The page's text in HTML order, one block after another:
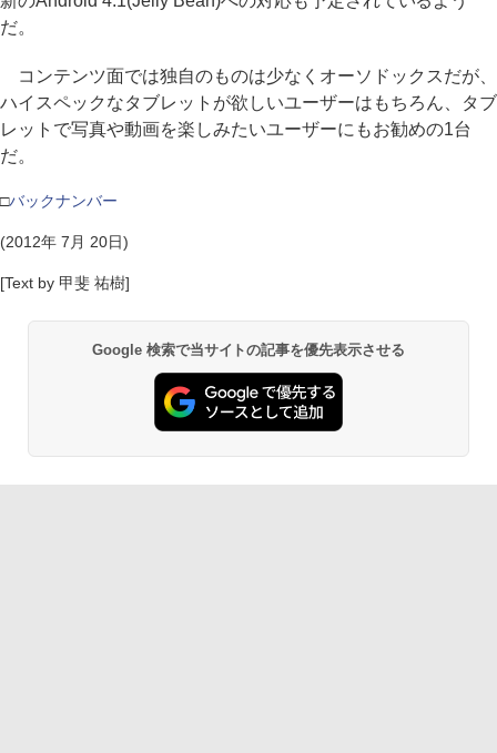
だ。
コンテンツ面では独自のものは少なくオーソドックスだが、
ハイスペックなタブレットが欲しいユーザーはもちろん、タブ
レットで写真や動画を楽しみたいユーザーにもお勧めの1台
だ。
□バックナンバー
(2012年 7月 20日)
[Text by 甲斐 祐樹]
Google 検索で当サイトの記事を優先表示させる